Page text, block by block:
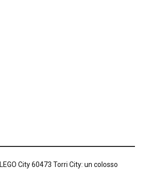
LEGO City 60473 Torri City: un colosso